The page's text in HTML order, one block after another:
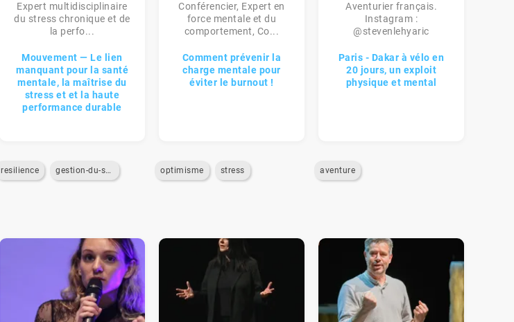
Expert multidisciplinaire
du stress chronique et de
la perfo...
Mouvement — Le lien
manquant pour la santé
mentale, la maîtrise du
stress et et la haute
performance durable
resilience gestion-du-stress
Conférencier, Expert en
force mentale et du
comportement, Co...
Comment prévenir la
charge mentale pour
éviter le burnout !
optimisme stress
Aventurier français.
Instagram :
@stevenlehyaric
Paris - Dakar à vélo en
20 jours, un exploit
physique et mental
aventure